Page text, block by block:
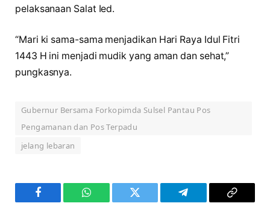
pelaksanaan Salat Ied.
“Mari ki sama-sama menjadikan Hari Raya Idul Fitri
1443 H ini menjadi mudik yang aman dan sehat,”
pungkasnya.
Gubernur Bersama Forkopimda Sulsel Pantau Pos
Pengamanan dan Pos Terpadu
jelang lebaran
Facebook WhatsAppTwitter Telegram Copy